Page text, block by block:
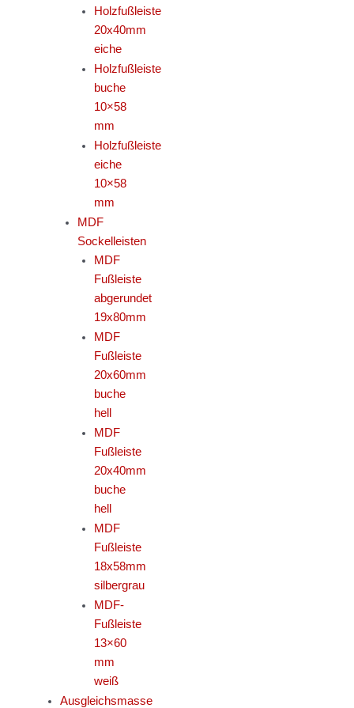
Holzfußleiste
20x40mm
eiche
Holzfußleiste
buche
10×58
mm
Holzfußleiste
eiche
10×58
mm
MDF
Sockelleisten
MDF
Fußleiste
abgerundet
19x80mm
MDF
Fußleiste
20x60mm
buche
hell
MDF
Fußleiste
20x40mm
buche
hell
MDF
Fußleiste
18x58mm
silbergrau
MDF-
Fußleiste
13×60
mm
weiß
Ausgleichsmasse